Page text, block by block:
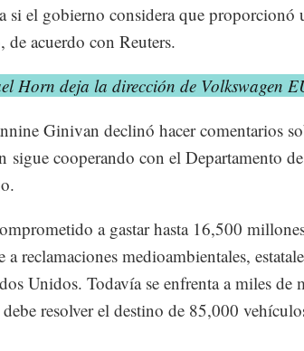
si el gobierno considera que proporcionó
de acuerdo con Reuters.
Horn deja la dirección de Volkswagen
Ginivan declinó hacer comentarios
sigue cooperando con el Departamento
a gastar hasta 16,500
a reclamaciones medioambientales,
Unidos. Todavía se enfrenta a miles de
resolver el destino de 85,000